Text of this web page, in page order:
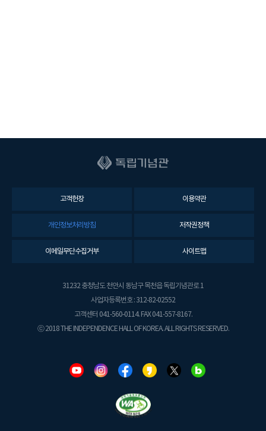
고객헌장 이용약관
개인정보처리방침 저작권정책
이메일무단수집거부 사이트맵
31232 충청남도 천안시 동남구 목천읍 독립기념관로 1
사업자등록번호 : 312-82-02552
고객센터 041-560-0114. FAX 041-557-8167.
ⓒ 2018 THE INDEPENDENCE HALL OF KOREA. ALL RIGHTS RESERVED.